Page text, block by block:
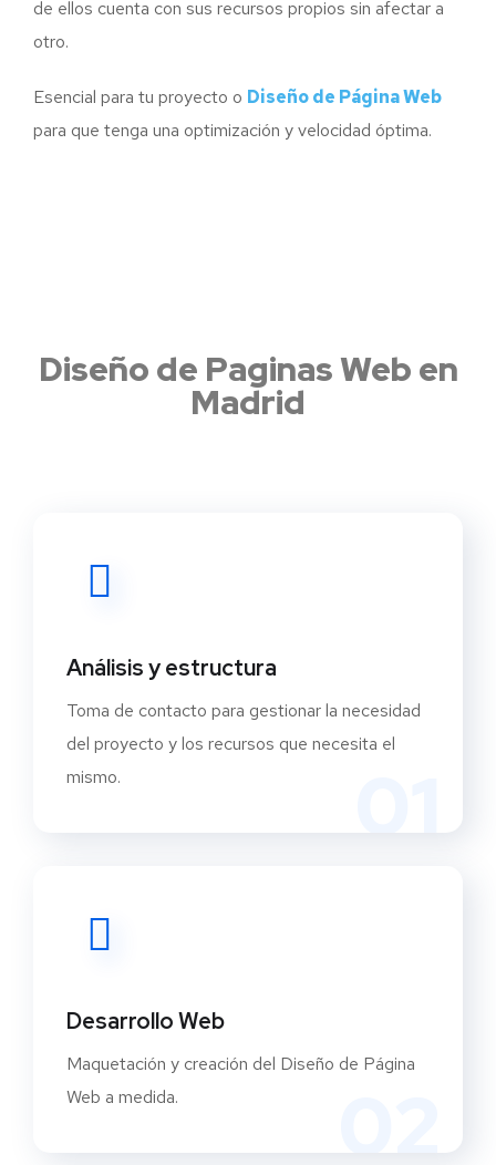
de ellos cuenta con sus recursos propios sin afectar a
otro.
Esencial para tu proyecto o Diseño de Página Web
para que tenga una optimización y velocidad óptima.
Diseño de Paginas Web en
Madrid
Análisis y estructura
Toma de contacto para gestionar la necesidad
del proyecto y los recursos que necesita el
mismo.
Desarrollo Web
Maquetación y creación del Diseño de Página
Web a medida.